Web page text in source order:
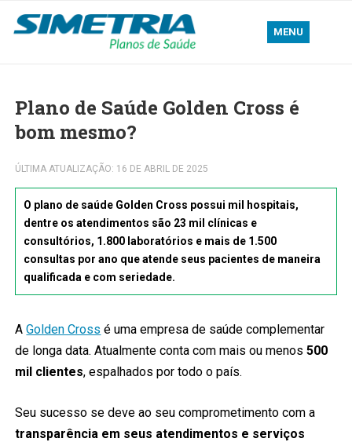
MENU
Plano de Saúde Golden Cross é
bom mesmo?
ÚLTIMA ATUALIZAÇÃO: 16 DE ABRIL DE 2025
O plano de saúde Golden Cross possui mil hospitais,
dentre os atendimentos são 23 mil clínicas e
consultórios, 1.800 laboratórios e mais de 1.500
consultas por ano que atende seus pacientes de maneira
qualificada e com seriedade.
AGolden Cross é uma empresa de saúde complementar
de longa data. Atualmente conta com mais ou menos 500
mil clientes, espalhados por todo o país.
Seu sucesso se deve ao seu comprometimento com a
transparência em seus atendimentos e serviços